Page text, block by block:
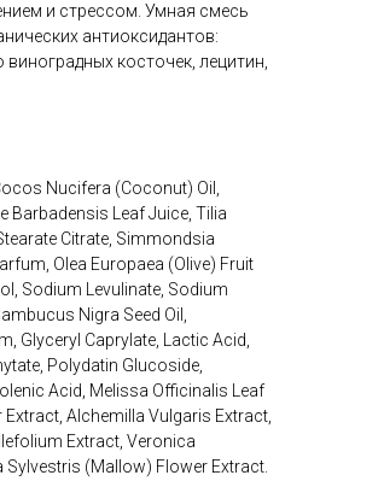
и стрессом. Умная смесь
антиоксидантов:
косточек, лецитин,
Nucifera (Coconut) Oil,
Barbadensis Leaf Juice, Tilia
Citrate, Simmondsia
Olea Europaea (Olive) Fruit
Sodium Levulinate, Sodium
Nigra Seed Oil,
Glyceryl Caprylate, Lactic Acid,
Polydatin Glucoside,
Acid, Melissa Officinalis Leaf
Alchemilla Vulgaris Extract,
Extract, Veronica
(Mallow) Flower Extract.